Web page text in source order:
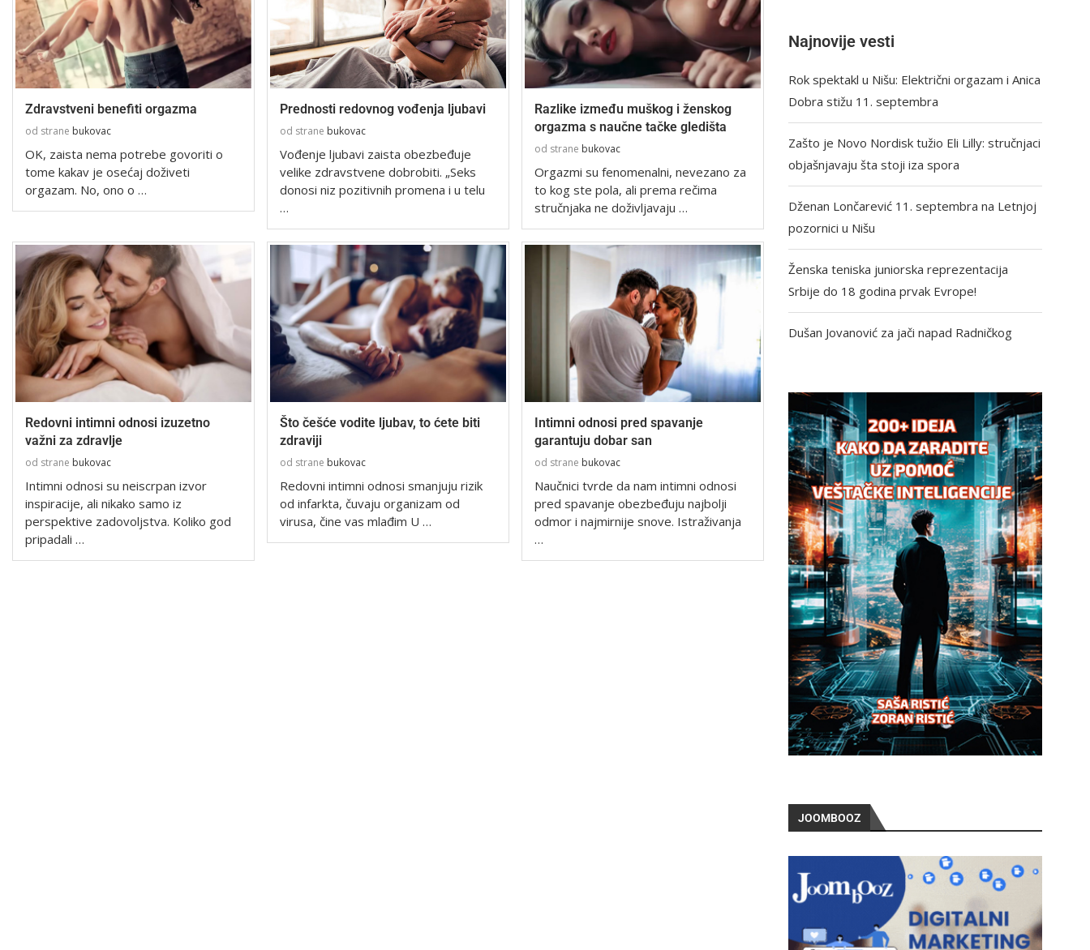
Zdravstveni benefiti orgazma
od strane bukovac
OK, zaista nema potrebe govoriti o
tome kakav je osećaj doživeti
orgazam. No, ono o …
Prednosti redovnog vođenja ljubavi
od strane bukovac
Vođenje ljubavi zaista obezbeđuje
velike zdravstvene dobrobiti. „Seks
donosi niz pozitivnih promena i u telu
…
Razlike između muškog i ženskog
orgazma s naučne tačke gledišta
od strane bukovac
Orgazmi su fenomenalni, nevezano za
to kog ste pola, ali prema rečima
stručnjaka ne doživljavaju …
Redovni intimni odnosi izuzetno
važni za zdravlje
od strane bukovac
Intimni odnosi su neiscrpan izvor
inspiracije, ali nikako samo iz
perspektive zadovoljstva. Koliko god
pripadali …
Što češće vodite ljubav, to ćete biti
zdraviji
od strane bukovac
Redovni intimni odnosi smanjuju rizik
od infarkta, čuvaju organizam od
virusa, čine vas mlađim U …
Intimni odnosi pred spavanje
garantuju dobar san
od strane bukovac
Naučnici tvrde da nam intimni odnosi
pred spavanje obezbeđuju najbolji
odmor i najmirnije snove. Istraživanja
…
Najnovije vesti
Rok spektakl u Nišu: Električni orgazam i Anica
Dobra stižu 11. septembra
Zašto je Novo Nordisk tužio Eli Lilly: stručnjaci
objašnjavaju šta stoji iza spora
Dženan Lončarević 11. septembra na Letnjoj
pozornici u Nišu
Ženska teniska juniorska reprezentacija
Srbije do 18 godina prvak Evrope!
Dušan Jovanović za jači napad Radničkog
JOOMBOOZ